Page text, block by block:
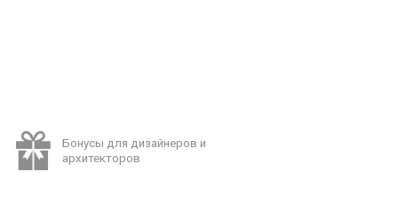
Бонусы для дизайнеров и
архитекторов